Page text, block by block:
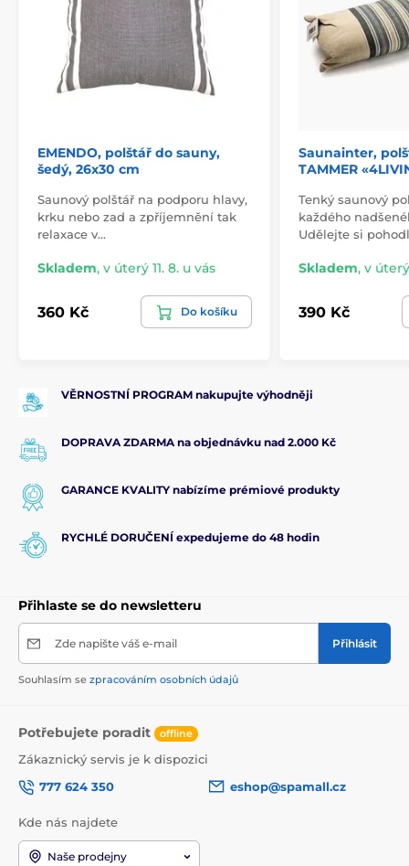
EMENDO, polštář do sauny,
šedý, 26x30 cm
Saunový polštář na podporu hlavy,
krku nebo zad a zpříjemnění tak
relaxace v…
Skladem, v úterý 11. 8. u vás
360 Kč Do košíku
Saunainter,
TAMMER
Tenký saunový
každého
Udělejte si
Skladem, v úterý
390 Kč
VĚRNOSTNÍ PROGRAM nakupujte výhodněji
DOPRAVA ZDARMA na objednávku nad 2.000 Kč
GARANCE KVALITY nabízíme prémiové produkty
RYCHLÉ DORUČENÍ expedujeme do 48 hodin
Přihlaste se do newsletteru
Zde napište váš e-mail Přihlásit
Souhlasím se zpracováním osobních údajů
Potřebujete poradit offline
Zákaznický servis je k dispozici
777 624 350
eshop@spamall.cz
Kde nás najdete
Naše prodejny